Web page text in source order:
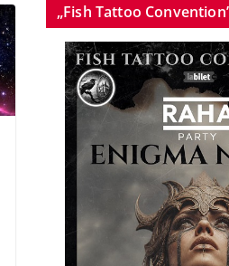
„Fish Tattoo